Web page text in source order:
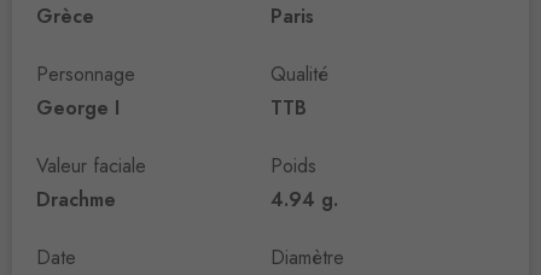
Grèce
Personnage
George I
Valeur faciale
Drachme
Date
Paris
Qualité
TTB
Poids
4.94 g.
Diamètre